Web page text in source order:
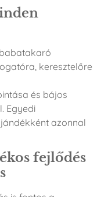
keresztelőre
és bájos
Egyedi
azonnal
fejlődés